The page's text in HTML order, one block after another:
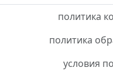
политика
политика
условия